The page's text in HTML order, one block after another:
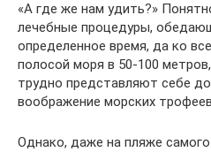
«А где же нам удить?»
лечебные процедуры,
определенное время, да ко
полосой моря в 50-100
трудно представляют себе
воображение морских
Однако, даже на пляже самого